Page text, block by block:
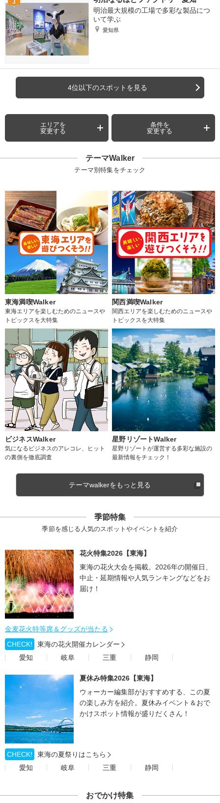
明治最大規模の工場で多彩な製品につ
いて学ぶ
愛知県
4位以下のスポットを見る
エリアを
変更する
条件を
変更する
テーマWalker
テーマ別特集をチェック
東海満喫Walker
東海エリアを楽しむためのニュースや
トピックスを大特集
関西満喫Walker
関西エリアを楽しむためのニュースや
トピックスを大特集
ビジネスWalker
気になるビジネスのアレコレ、ヒット
の裏側を徹底調査
星野リゾートWalker
星野リゾートが運営する多彩な施設の
最新情報をチェック！
テーマwalkerをもっと見る
季節特集
季節を感じる人気のスポットやイベントを紹介
花火特集2026【東海】
東海の花火大会を掲載。2026年の開催日、
中止・延期情報や人気ランキングなどをお
届け！
金麦花火特等席＆グッズが当たる
CHECK!
東海の花火開催カレンダー
愛知
岐阜 三重 静岡
夏休み特集2026【東海】
ウォーカー編集部がおすすめする、この夏
の楽しみ方を紹介。夏休みイベント＆おで
かけスポット情報が盛りだくさん！
CHECK!
東海の夏祭りはこちら
愛知
岐阜 三重 静岡
おでかけ特集